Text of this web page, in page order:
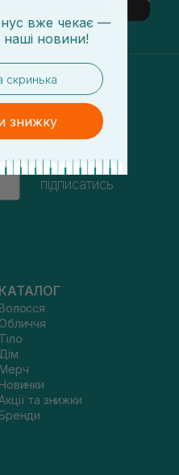
підписатись
КАТАЛОГ
Волосся
Обличчя
Тіло
Дім
Мерч
Новинки
та знижки
Бренди
вже чекає —
наші новини!
знижку